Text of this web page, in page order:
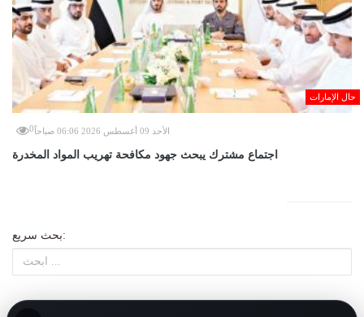
حال الإمارات
الأحد 09 أغسطس 2026 06:06 صباحاً 0
اجتماع مشترك يبحث جهود مكافحة تهريب المواد المخدرة
بحث سريع: